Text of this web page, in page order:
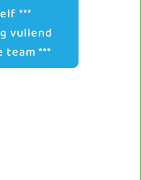
***
vullend
team ***